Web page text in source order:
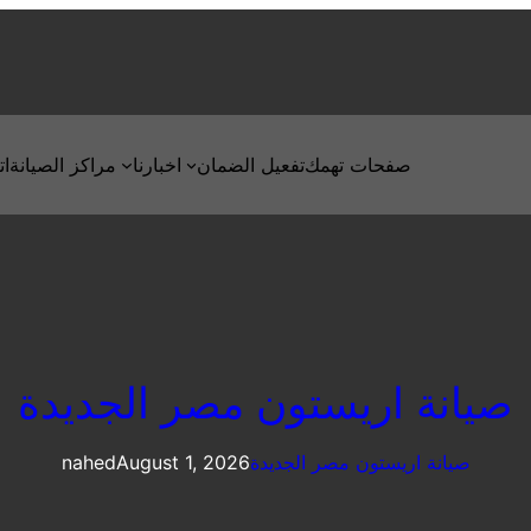
مراكز الصيانة اخبارنا تفعيل الضمانصفحات تهمك
صيانة اريستون مصر الجديدة
nahedAugust 1, 2026صيانة اريستون مصر الجديدة